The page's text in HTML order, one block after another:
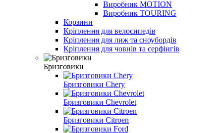
Виробник MOTION
Виробник TOURING
Корзини
Кріплення для велосипедів
Кріплення для лиж та сноубордів
Кріплення для човнів та серфінгів
Бризговики
Бризговики Chery
Бризговики Chevrolet
Бризговики Citroen